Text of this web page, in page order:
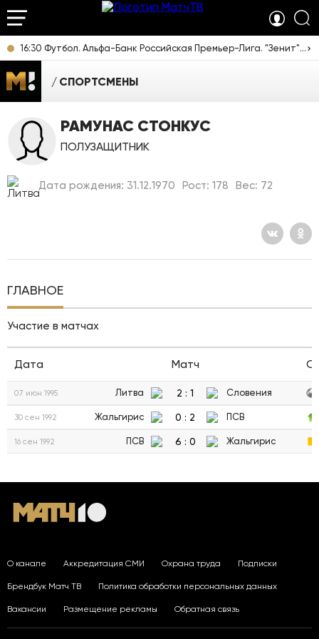
16:30 Футбол. Альфа-Банк Российская Премьер-Лига. "Зенит" (Санкт-Петербург) - "Родина" (Москва). Прямая трансляция
СПОРТСМЕНЫ
РАМУНАС СТОНКУС
ПОЛУЗАЩИТНИК
Дата рождения: 31.12.1970 Рост: 178 Вес: 72
ГЛАВНОЕ
Участие в матчах
Дата Матч
07 июн 1995 Литва 2 : 1 Словения
30 сен 1992 Жальгирис 0 : 2 ПСВ
16 сен 1992 ПСВ 6 : 0 Жальгирис
О канале Аккредитация СМИ Охрана труда Подписки
Брендбук Матч ТВ Политика обработки персональных данных
Вакансии Размещение рекламы Обратная связь